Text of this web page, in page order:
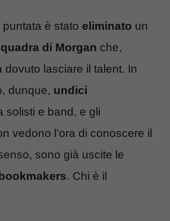
è stato eliminato un
di Morgan che,
dovuto lasciare il talent. In
dunque, undici
solisti e band, e gli
vedono l’ora di conoscere il
sono già uscite le
. Chi è il